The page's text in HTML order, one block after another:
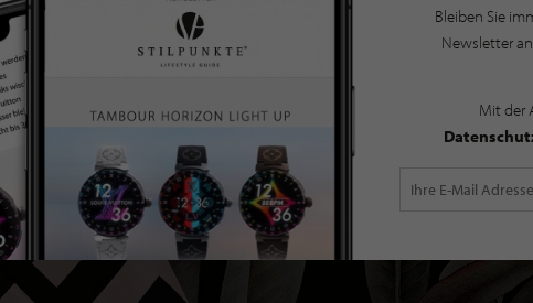
Bleiben Sie
Newsletter
Mit der